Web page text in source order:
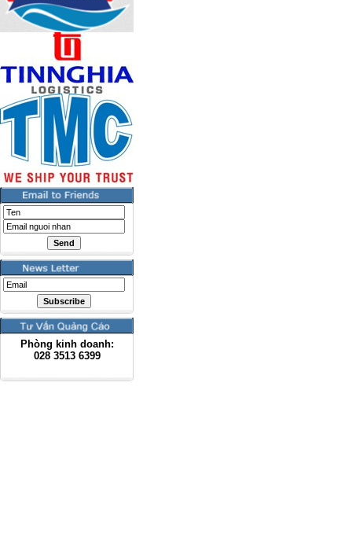
Phòng kinh doanh:
028 3513 6399